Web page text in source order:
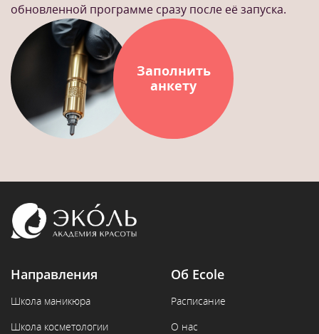
обновленной программе сразу после её запуска.
Заполнить
анкету
Направления
Школа маникюра
Школа косметологии
Об Ecole
Расписание
О нас